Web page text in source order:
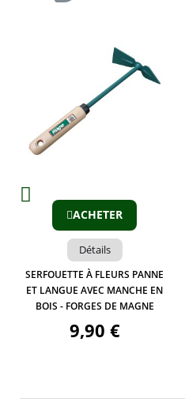
ACHETER
Détails
SERFOUETTE À FLEURS PANNE
ET LANGUE AVEC MANCHE EN
BOIS - FORGES DE MAGNE
9,90 €